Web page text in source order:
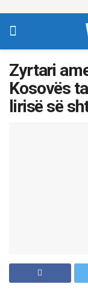
Zyrtari
Kosovës
lirisë së